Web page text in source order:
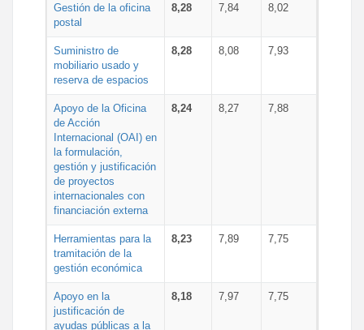
Gestión de la oficina
postal
8,28 7,84 8,02
Suministro de
mobiliario usado y
reserva de espacios
8,28 8,08 7,93
Apoyo de la Oficina
de Acción
Internacional (OAI) en
la formulación,
gestión y justificación
de proyectos
internacionales con
financiación externa
8,24 8,27 7,88
Herramientas para la
tramitación de la
gestión económica
8,23 7,89 7,75
Apoyo en la
justificación de
ayudas públicas a la
8,18 7,97 7,75